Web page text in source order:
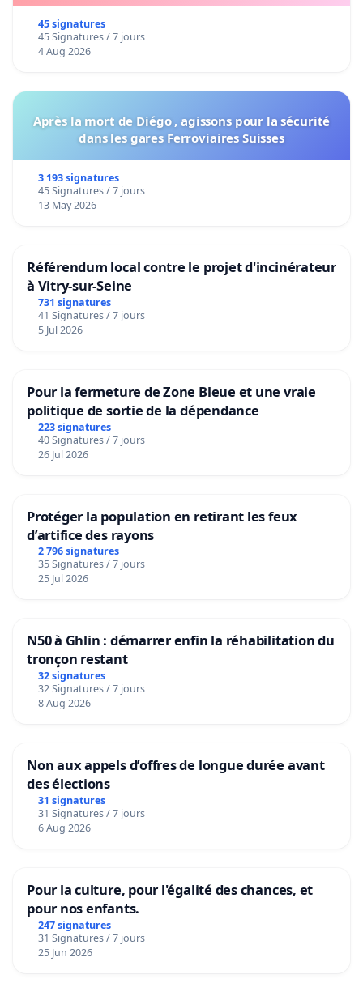
45 signatures
45 Signatures / 7 jours
4 Aug 2026
Après la mort de Diégo , agissons pour la sécurité
dans les gares Ferroviaires Suisses
3 193 signatures
45 Signatures / 7 jours
13 May 2026
Référendum local contre le projet d'incinérateur
à Vitry-sur-Seine
731 signatures
41 Signatures / 7 jours
5 Jul 2026
Pour la fermeture de Zone Bleue et une vraie
politique de sortie de la dépendance
223 signatures
40 Signatures / 7 jours
26 Jul 2026
Protéger la population en retirant les feux
d’artifice des rayons
2 796 signatures
35 Signatures / 7 jours
25 Jul 2026
N50 à Ghlin : démarrer enfin la réhabilitation du
tronçon restant
32 signatures
32 Signatures / 7 jours
8 Aug 2026
Non aux appels d’offres de longue durée avant
des élections
31 signatures
31 Signatures / 7 jours
6 Aug 2026
Pour la culture, pour l'égalité des chances, et
pour nos enfants.
247 signatures
31 Signatures / 7 jours
25 Jun 2026